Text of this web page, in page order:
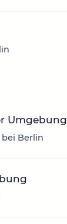
Umgebung
bei Berlin